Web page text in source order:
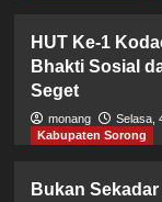
HUT Ke-1
Bhakti Sosial
Seget
monang Selasa,
Kabupaten Sorong
Bukan